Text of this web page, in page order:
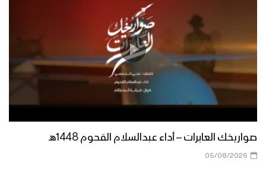
صواريخك العابرات – أداء عبدالسلام القحوم 1448هـ
05/08/2026